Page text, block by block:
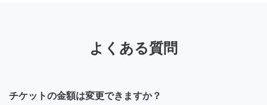
よくある質問
チケットの金額は変更できますか？